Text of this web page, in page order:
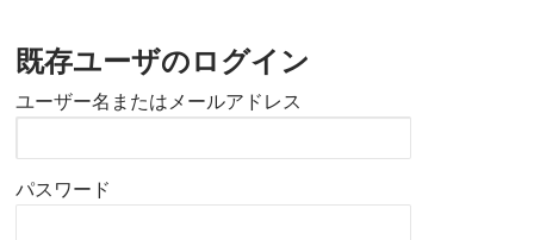
既存ユーザのログイン
ユーザー名またはメールアドレス
パスワード